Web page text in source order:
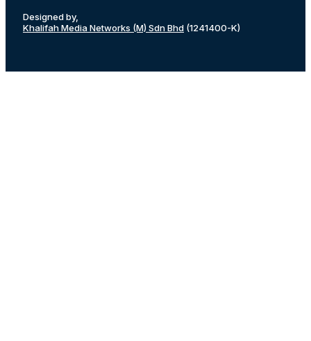
Designed by,
Khalifah Media Networks (M) Sdn Bhd (1241400-K)